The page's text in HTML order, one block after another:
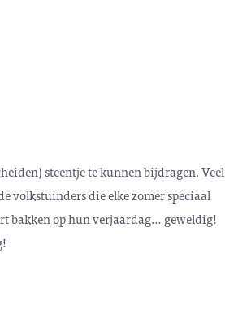
steentje te kunnen bijdragen. Veel
volkstuinders die elke zomer speciaal
bakken op hun verjaardag… geweldig!